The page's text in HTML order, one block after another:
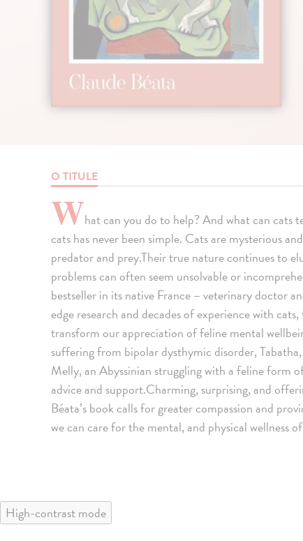
O TITULE
What can you do to help? And what can cats
cats has never been simple. Cats are mysterious
predator and prey.Their true nature continues to
problems can often seem unsolvable or
bestseller in its native France – veterinary doctor
edge research and decades of experience with
transform our appreciation of feline mental
suffering from bipolar dysthymic disorder,
Melly, an Abyssinian struggling with a feline form
advice and support.Charming, surprising, and
Béata’s book calls for greater compassion and
we can care for the mental, and physical wellness
High-contrast mode